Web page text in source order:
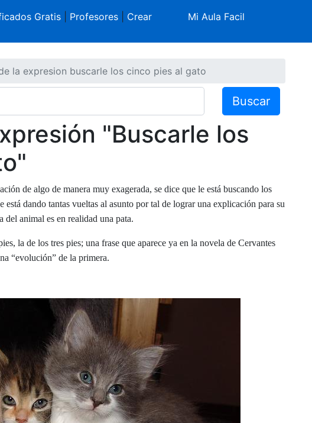
Gratis| Profesores| Crear
Mi Aula Facil
la expresion buscarle los cinco pies al gato
Buscar
"Buscarle los
de algo de manera muy exagerada, se dice que le está buscando los
está dando tantas vueltas al asunto por tal de lograr una explicación para su
animal es en realidad una pata.
la de los tres pies; una frase que aparece ya en la novela de Cervantes
“evolución” de la primera.